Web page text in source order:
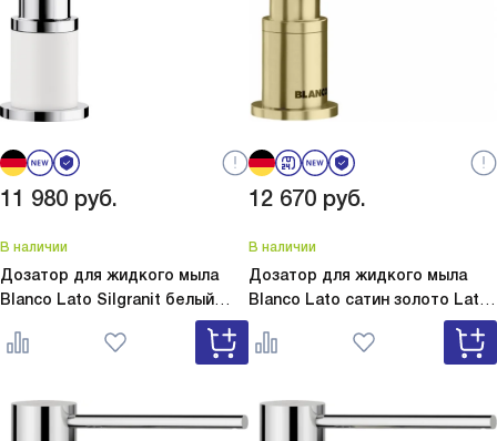
11 980 руб.
В наличии
Дозатор для жидкого мыла
Blanco Lato Silgranit белый
Lato Silgranit белый 525814
12 670 руб.
В наличии
Дозатор для жидкого мыла
Blanco Lato сатин золото Lato